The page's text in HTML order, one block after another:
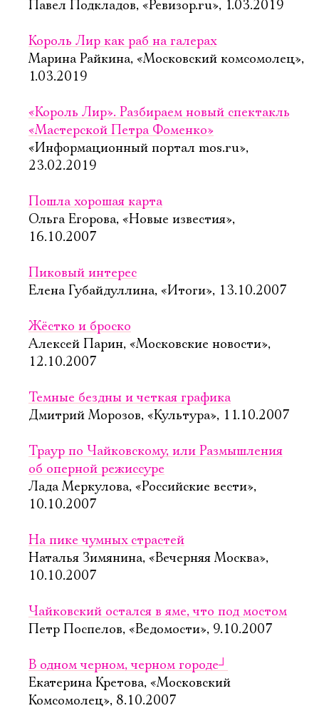
Павел Подкладов, «Ревизор.ru», 1.03.2019
Король Лир как раб на галерах
Марина Райкина, «Московский комсомолец»,
1.03.2019
«Король Лир». Разбираем новый спектакль
«Мастерской Петра Фоменко»
«Информационный портал mos.ru»,
23.02.2019
Пошла хорошая карта
Ольга Егорова, «Новые известия»,
16.10.2007
Пиковый интерес
Елена Губайдуллина, «Итоги», 13.10.2007
Жёстко и броско
Алексей Парин, «Московские новости»,
12.10.2007
Темные бездны и четкая графика
Дмитрий Морозов, «Культура», 11.10.2007
Траур по Чайковскому, или Размышления
об оперной режиссуре
Лада Меркулова, «Российские вести»,
10.10.2007
На пике чумных страстей
Наталья Зимянина, «Вечерняя Москва»,
10.10.2007
Чайковский остался в яме, что под мостом
Петр Поспелов, «Ведомости», 9.10.2007
В одном черном, черном городе┘
Екатерина Кретова, «Московский
Комсомолец», 8.10.2007